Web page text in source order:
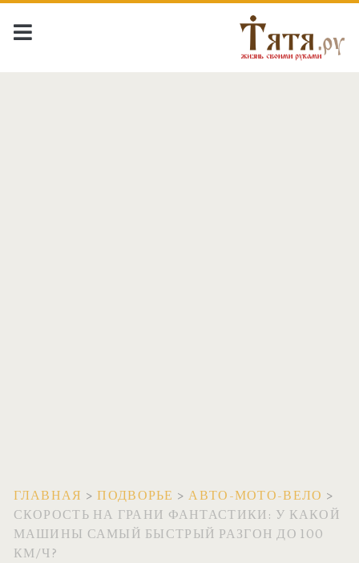
ГЛАВНАЯ >ПОДВОРЬЕ >АВТО-МОТО-ВЕЛО >
СКОРОСТЬ НА ГРАНИ ФАНТАСТИКИ: У КАКОЙ
МАШИНЫ САМЫЙ БЫСТРЫЙ РАЗГОН ДО 100
КМ/Ч?